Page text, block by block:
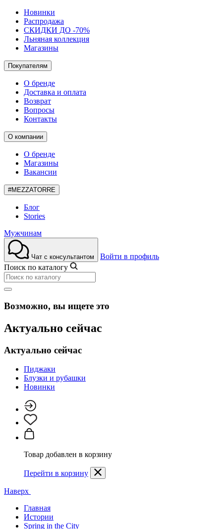
Новинки
Распродажа
СКИДКИ ДО -70%
Льняная коллекция
Магазины
Покупателям
О бренде
Доставка и оплата
Возврат
Вопросы
Контакты
О компании
О бренде
Магазины
Вакансии
#MEZZATORRE
Блог
Stories
Мужчинам
Чат с консультантом
Войти в профиль
Поиск по каталогу
Возможно, вы ищете это
Актуально сейчас
Актуально сейчас
Пиджаки
Блузки и рубашки
Новинки
Товар добавлен в корзину
Перейти в корзину
Наверх
Главная
Истории
Spring in the City